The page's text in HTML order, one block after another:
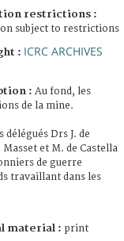
restrictions :
subject to restrictions
: ICRC ARCHIVES
: Au fond, les
de la mine.
délégués Drs J. de
et M. de Castella
de guerre
travaillant dans les
material : print